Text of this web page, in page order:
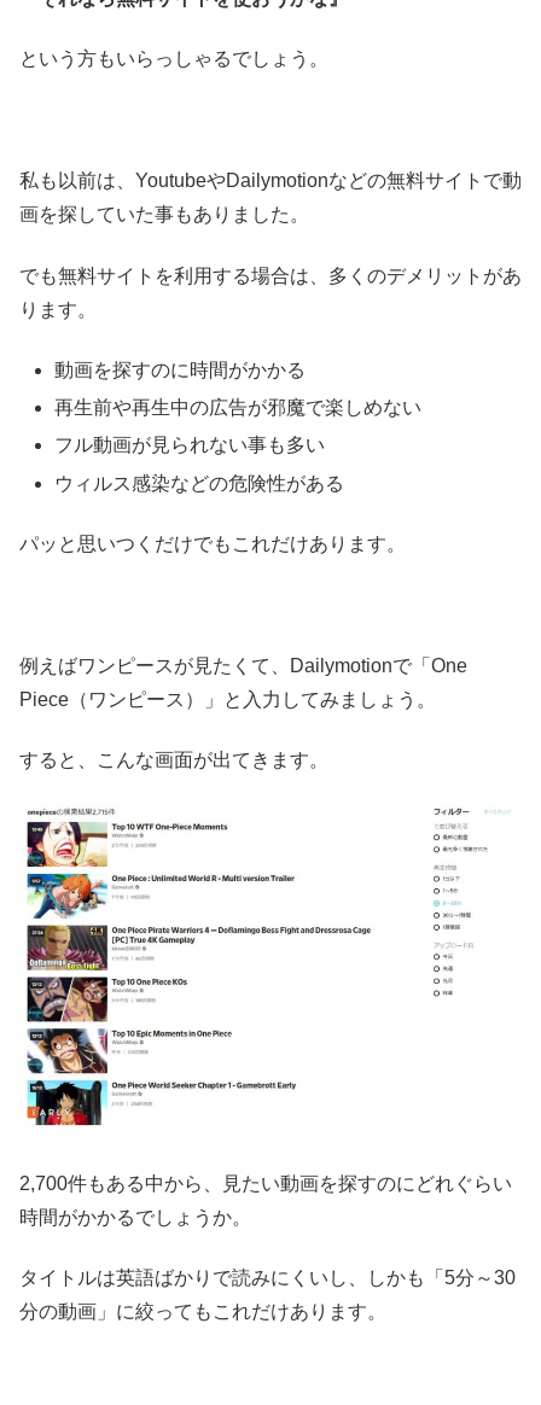
という方もいらっしゃるでしょう。
私も以前は、YoutubeやDailymotionなどの無料サイトで動
画を探していた事もありました。
でも無料サイトを利用する場合は、多くのデメリットがあ
ります。
動画を探すのに時間がかかる
再生前や再生中の広告が邪魔で楽しめない
フル動画が見られない事も多い
ウィルス感染などの危険性がある
パッと思いつくだけでもこれだけあります。
例えばワンピースが見たくて、Dailymotionで「One
Piece（ワンピース）」と入力してみましょう。
すると、こんな画面が出てきます。
2,700件もある中から、見たい動画を探すのにどれぐらい
時間がかかるでしょうか。
タイトルは英語ばかりで読みにくいし、しかも「5分～30
分の動画」に絞ってもこれだけあります。